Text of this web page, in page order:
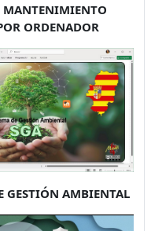
MANTENIMIENTO
ORDENADOR
GESTIÓN AMBIENTAL